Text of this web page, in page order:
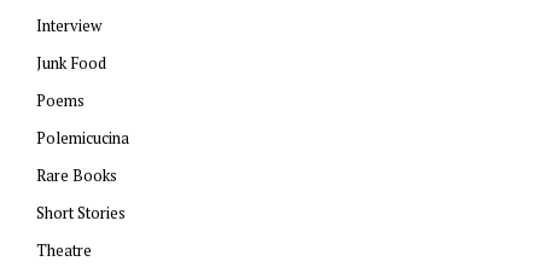
Interview
Junk Food
Poems
Polemicucina
Rare Books
Short Stories
Theatre